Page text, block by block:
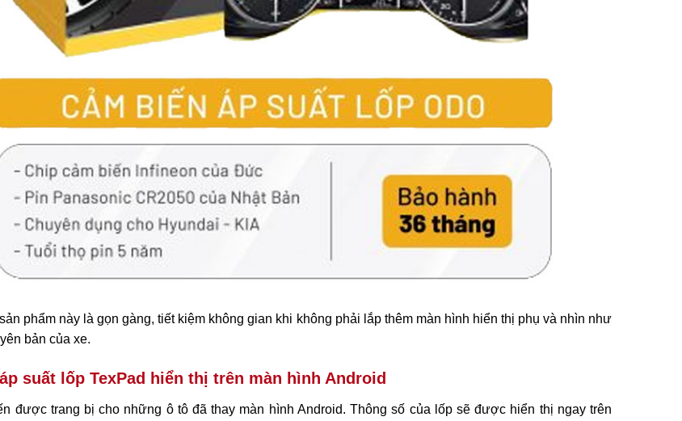
phẩm này là gọn gàng, tiết kiệm không gian khi không phải lắp thêm màn hình hiển thị phụ và nhìn như
bản của xe.
suất lốp TexPad hiển thị trên màn hình Android
được trang bị cho những ô tô đã thay màn hình Android. Thông số của lốp sẽ được hiển thị ngay trên